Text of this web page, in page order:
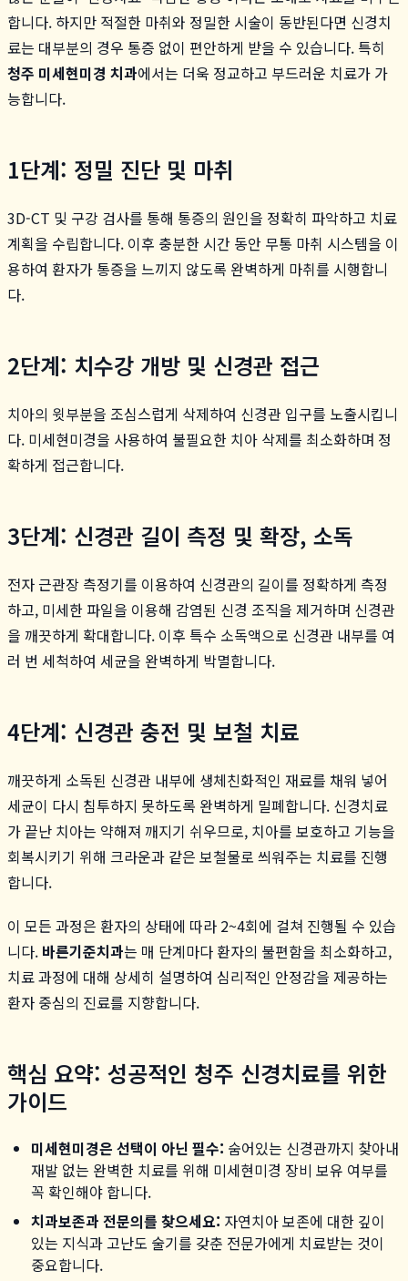
합니다. 하지만 적절한 마취와 정밀한 시술이 동반된다면 신경치
료는 대부분의 경우 통증 없이 편안하게 받을 수 있습니다. 특히
청주 미세현미경 치과에서는 더욱 정교하고 부드러운 치료가 가
능합니다.
1단계: 정밀 진단 및 마취
3D-CT 및 구강 검사를 통해 통증의 원인을 정확히 파악하고 치료
계획을 수립합니다. 이후 충분한 시간 동안 무통 마취 시스템을 이
용하여 환자가 통증을 느끼지 않도록 완벽하게 마취를 시행합니
다.
2단계: 치수강 개방 및 신경관 접근
치아의 윗부분을 조심스럽게 삭제하여 신경관 입구를 노출시킵니
다. 미세현미경을 사용하여 불필요한 치아 삭제를 최소화하며 정
확하게 접근합니다.
3단계: 신경관 길이 측정 및 확장, 소독
전자 근관장 측정기를 이용하여 신경관의 길이를 정확하게 측정
하고, 미세한 파일을 이용해 감염된 신경 조직을 제거하며 신경관
을 깨끗하게 확대합니다. 이후 특수 소독액으로 신경관 내부를 여
러 번 세척하여 세균을 완벽하게 박멸합니다.
4단계: 신경관 충전 및 보철 치료
깨끗하게 소독된 신경관 내부에 생체친화적인 재료를 채워 넣어
세균이 다시 침투하지 못하도록 완벽하게 밀폐합니다. 신경치료
가 끝난 치아는 약해져 깨지기 쉬우므로, 치아를 보호하고 기능을
회복시키기 위해 크라운과 같은 보철물로 씌워주는 치료를 진행
합니다.
이 모든 과정은 환자의 상태에 따라 2~4회에 걸쳐 진행될 수 있습
니다. 바른기준치과는 매 단계마다 환자의 불편함을 최소화하고,
치료 과정에 대해 상세히 설명하여 심리적인 안정감을 제공하는
환자 중심의 진료를 지향합니다.
핵심 요약: 성공적인 청주 신경치료를 위한
가이드
미세현미경은 선택이 아닌 필수: 숨어있는 신경관까지 찾아내
재발 없는 완벽한 치료를 위해 미세현미경 장비 보유 여부를
꼭 확인해야 합니다.
치과보존과 전문의를 찾으세요: 자연치아 보존에 대한 깊이
있는 지식과 고난도 술기를 갖춘 전문가에게 치료받는 것이
중요합니다.